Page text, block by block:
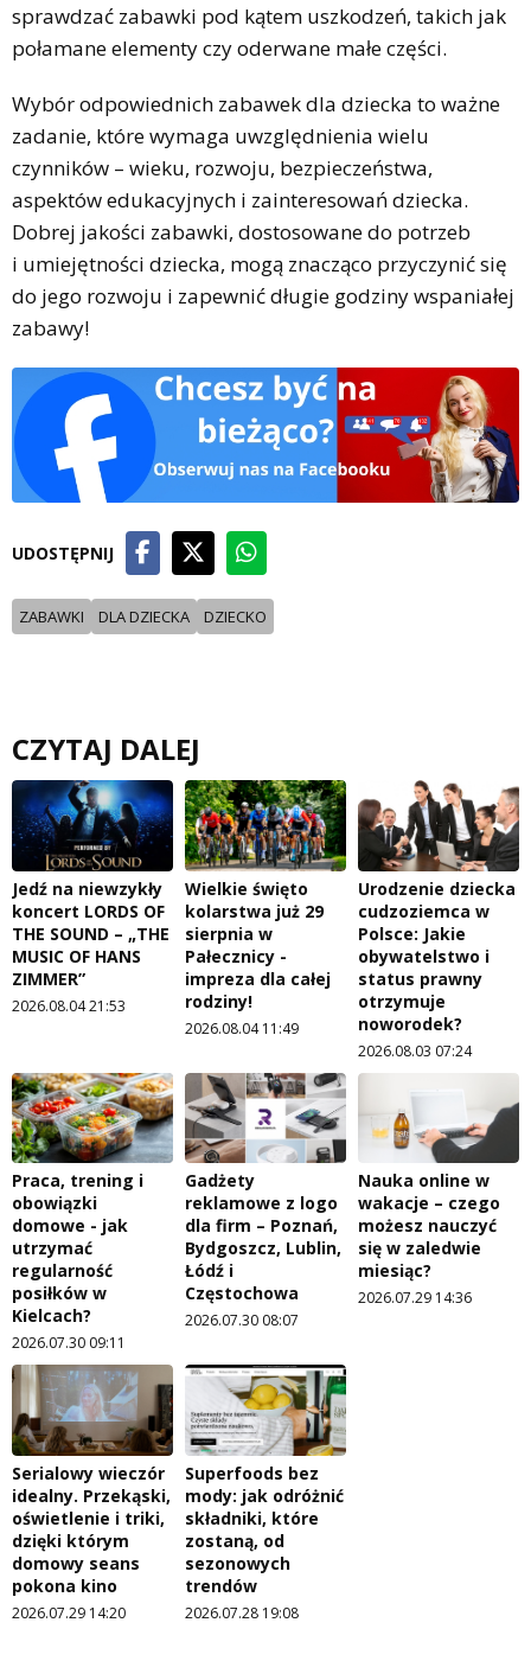
sprawdzać zabawki pod kątem uszkodzeń, takich jak
połamane elementy czy oderwane małe części.
Wybór odpowiednich zabawek dla dziecka to ważne
zadanie, które wymaga uwzględnienia wielu
czynników – wieku, rozwoju, bezpieczeństwa,
aspektów edukacyjnych i zainteresowań dziecka.
Dobrej jakości zabawki, dostosowane do potrzeb
i umiejętności dziecka, mogą znacząco przyczynić się
do jego rozwoju i zapewnić długie godziny wspaniałej
zabawy!
UDOSTĘPNIJ
ZABAWKI DLA DZIECKA DZIECKO
CZYTAJ DALEJ
Jedź na niewzykły
koncert LORDS OF
THE SOUND – „THE
MUSIC OF HANS
ZIMMER”
2026.08.04 21:53
Wielkie święto
kolarstwa już 29
sierpnia w
Pałecznicy -
impreza dla całej
rodziny!
2026.08.04 11:49
Urodzenie dziecka
cudzoziemca w
Polsce: Jakie
obywatelstwo i
status prawny
otrzymuje
noworodek?
2026.08.03 07:24
Praca, trening i
obowiązki
domowe - jak
utrzymać
regularność
posiłków w
Kielcach?
2026.07.30 09:11
Gadżety
reklamowe z logo
dla firm – Poznań,
Bydgoszcz, Lublin,
Łódź i
Częstochowa
2026.07.30 08:07
Nauka online w
wakacje – czego
możesz nauczyć
się w zaledwie
miesiąc?
2026.07.29 14:36
Serialowy wieczór
idealny. Przekąski,
oświetlenie i triki,
dzięki którym
domowy seans
pokona kino
2026.07.29 14:20
Superfoods bez
mody: jak odróżnić
składniki, które
zostaną, od
sezonowych
trendów
2026.07.28 19:08